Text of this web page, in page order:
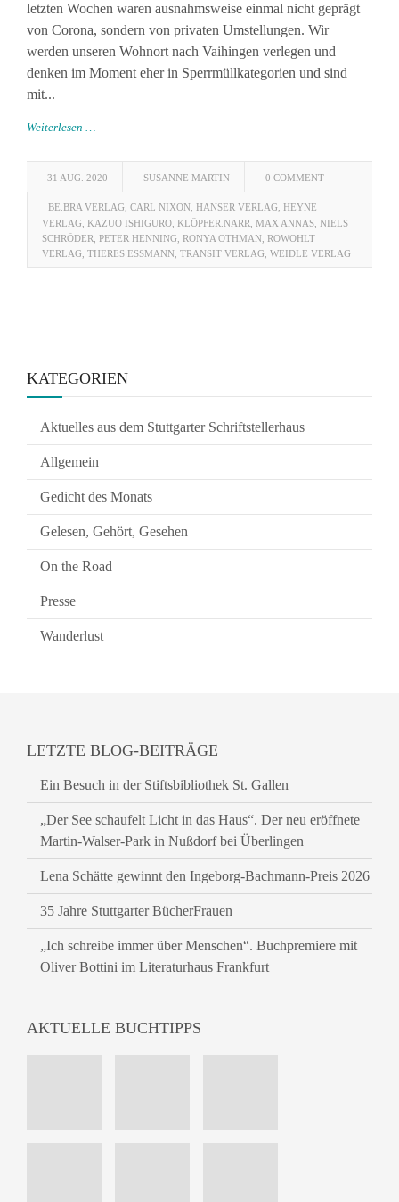
letzten Wochen waren ausnahmsweise einmal nicht geprägt
von Corona, sondern von privaten Umstellungen. Wir
werden unseren Wohnort nach Vaihingen verlegen und
denken im Moment eher in Sperrmüllkategorien und sind
mit...
Weiterlesen …
31 AUG. 2020 SUSANNE MARTIN 0 COMMENT
BE.BRA VERLAG CARL NIXON HANSER VERLAG HEYNE
VERLAG KAZUO ISHIGURO KLÖPFER.NARR MAX ANNAS NIELS
SCHRÖDER PETER HENNING RONYA OTHMAN ROWOHLT
VERLAG THERES ESSMANN TRANSIT VERLAG WEIDLE VERLAG
KATEGORIEN
Aktuelles aus dem Stuttgarter Schriftstellerhaus
Allgemein
Gedicht des Monats
Gelesen, Gehört, Gesehen
On the Road
Presse
Wanderlust
LETZTE BLOG-BEITRÄGE
Ein Besuch in der Stiftsbibliothek St. Gallen
„Der See schaufelt Licht in das Haus“. Der neu eröffnete
Martin-Walser-Park in Nußdorf bei Überlingen
Lena Schätte gewinnt den Ingeborg-Bachmann-Preis 2026
35 Jahre Stuttgarter BücherFrauen
„Ich schreibe immer über Menschen“. Buchpremiere mit
Oliver Bottini im Literaturhaus Frankfurt
AKTUELLE BUCHTIPPS